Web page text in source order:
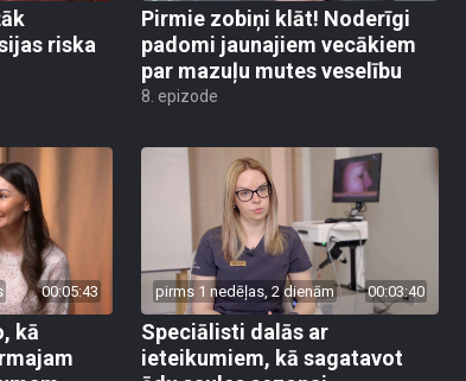
riska
Pirmie zobiņi klāt! Noderīgi
padomi jaunajiem vecākiem
par mazuļu mutes veselību
8. epizode
00:05:43
kā
pirms 1 nedēļas, 2 dienām 00:03:40
Speciālisti dalās ar
ieteikumiem, kā sagatavot